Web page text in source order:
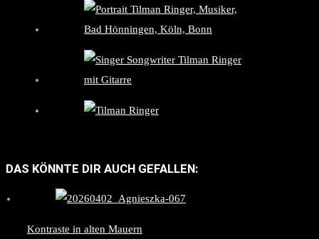
DAS KÖNNTE DIR AUCH GEFALLEN:
Kontraste in alten Mauern